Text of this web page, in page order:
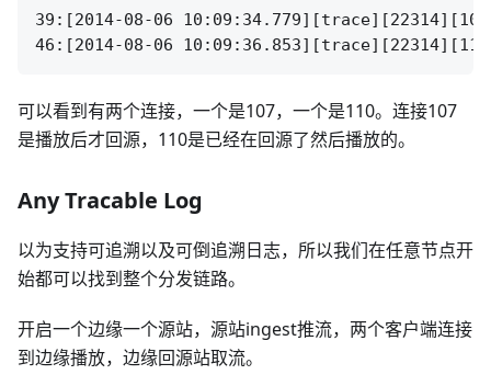
39:[2014-08-06
可以看到有两个连接，一个是107，一个是110。连接107
是播放后才回源，110是已经在回源了然后播放的。
Any Tracable Log
以为支持可追溯以及可倒追溯日志，所以我们在任意节点开
始都可以找到整个分发链路。
开启一个边缘一个源站，源站ingest推流，两个客户端连接
到边缘播放，边缘回源站取流。